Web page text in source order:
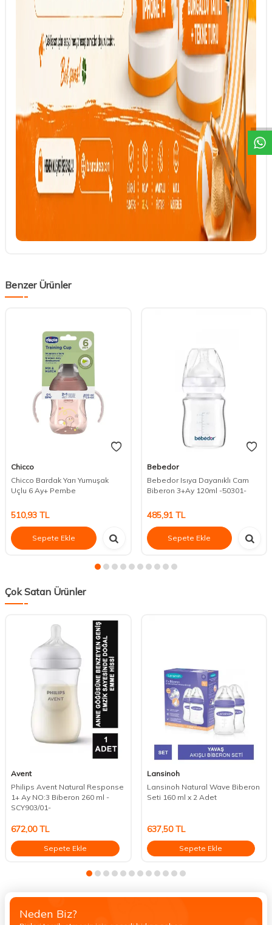
DESTEK
Benzer Ürünler
Chicco
Chicco Bardak Yarı Yumuşak
Uçlu 6 Ay+ Pembe
510,93 TL
Sepete Ekle
Bebedor
Bebedor Isıya Dayanıklı Cam
Biberon 3+Ay 120ml -50301-
485,91TL
Sepete Ekle
Çok Satan Ürünler
Avent
Philips Avent Natural Response
1+ Ay NO:3 Biberon 260 ml -
SCY903/01-
672,00TL
Sepete Ekle
Lansinoh
Lansinoh Natural Wave Biberon
Seti 160 ml x 2 Adet
637,50TL
Sepete Ekle
Neden Biz?